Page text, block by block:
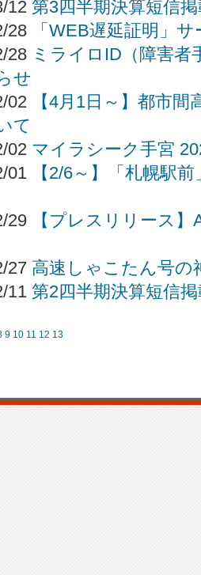
12 第3四半期決算短信
28
「WEB遅延証明」
28 ミライロID（障害者
せ
02
【4月1日～】都市
て
02 マイラシーク手宮
01
【2/6～】「札幌駅
29
【プレスリリース
27 高速しゃこたん号の
11 第2四半期決算短信
9 10 11 12 13